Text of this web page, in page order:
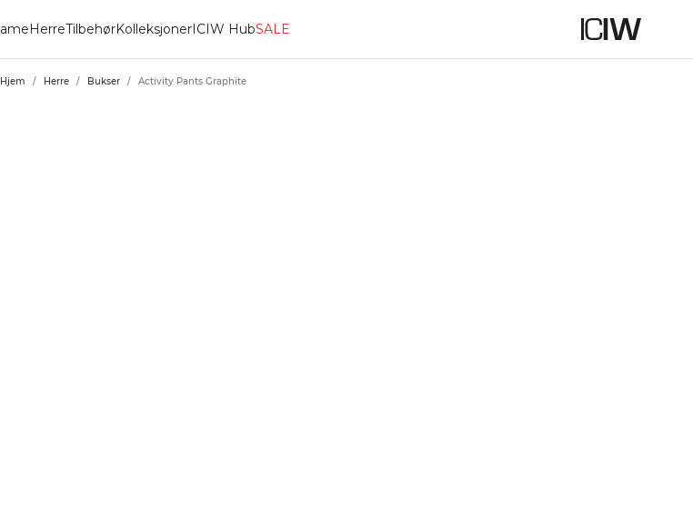
HerreTilbehørKolleksjonerICIW HubSALE
Hjem / Herre / Bukser / Activity Pants Graphite